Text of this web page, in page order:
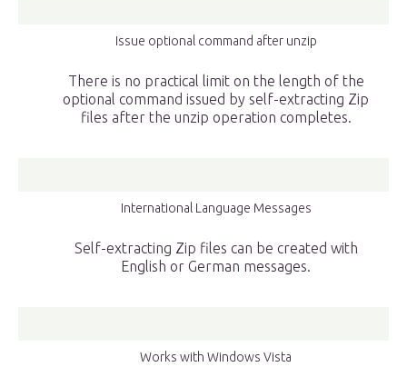
Issue optional command after unzip
There is no practical limit on the length of the
optional command issued by self-extracting Zip
files after the unzip operation completes.
International Language Messages
Self-extracting Zip files can be created with
English or German messages.
Works with Windows Vista